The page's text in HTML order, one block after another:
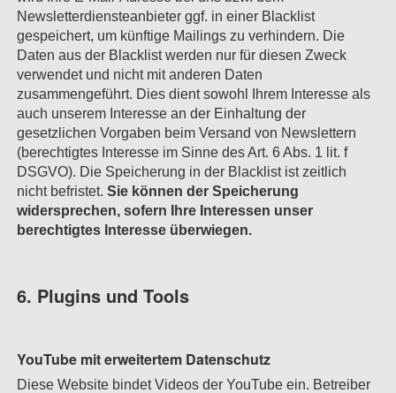
Newsletterdiensteanbieter ggf. in einer Blacklist
gespeichert, um künftige Mailings zu verhindern. Die
Daten aus der Blacklist werden nur für diesen Zweck
verwendet und nicht mit anderen Daten
zusammengeführt. Dies dient sowohl Ihrem Interesse als
auch unserem Interesse an der Einhaltung der
gesetzlichen Vorgaben beim Versand von Newslettern
(berechtigtes Interesse im Sinne des Art. 6 Abs. 1 lit. f
DSGVO). Die Speicherung in der Blacklist ist zeitlich
nicht befristet. Sie können der Speicherung
widersprechen, sofern Ihre Interessen unser
berechtigtes Interesse überwiegen.
6. Plugins und Tools
YouTube mit erweitertem Datenschutz
Diese Website bindet Videos der YouTube ein. Betreiber